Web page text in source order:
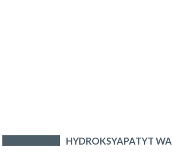
HYDROKSYAPATYT